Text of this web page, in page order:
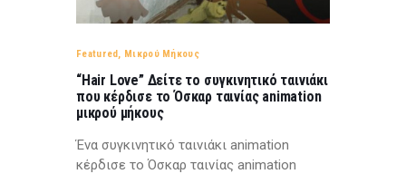
Featured, Μικρού Μήκους
“Hair Love” Δείτε το συγκινητικό ταινιάκι
που κέρδισε το Όσκαρ ταινίας animation
μικρού μήκους
Ένα συγκινητικό ταινιάκι animation
κέρδισε το Όσκαρ ταινίας animation